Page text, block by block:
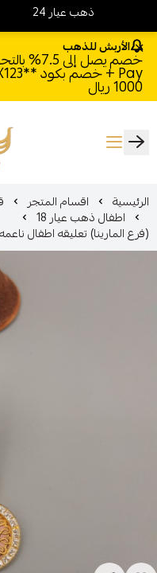
الأربش للذهب
1000 ريال
الرئيسية اقسام المتجر
اطفال ذهب عيار 18
(فرع المارينا) تعليقه اطفال ناعمه ذهب عيار
24 ذهب عيار